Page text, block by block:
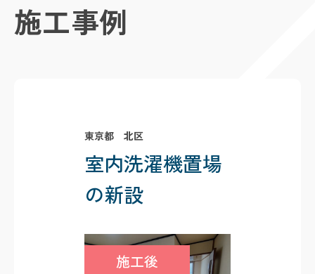
施工事例
東京都 北区
室内洗濯機置場
の新設
施工後